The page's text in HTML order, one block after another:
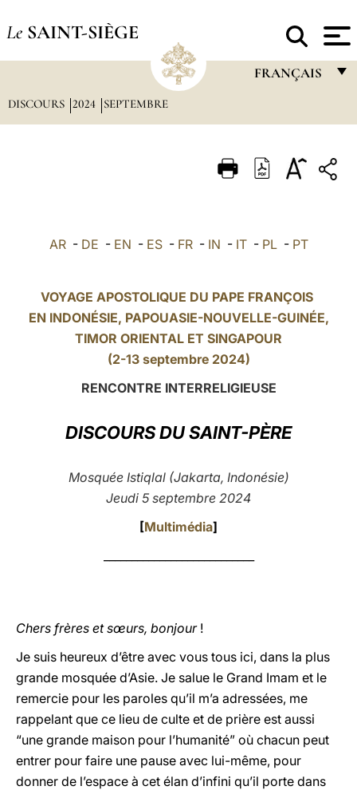
Le SAINT-SIÈGE
FRANÇAIS
ITALIANO
POLSKI
العربيّة
LATINE
DISCOURS 2024 SEPTEMBRE
AR- DE - EN - ES- FR- IN - IT- PL- PT
VOYAGE APOSTOLIQUE DU PAPE FRANÇOIS
EN INDONÉSIE, PAPOUASIE-NOUVELLE-GUINÉE,
TIMOR ORIENTAL ET SINGAPOUR
(2-13 septembre 2024)
RENCONTRE INTERRELIGIEUSE
DISCOURS DU SAINT-PÈRE
Mosquée Istiqlal (Jakarta, Indonésie)
Jeudi 5 septembre 2024
[Multimédia]
Chers frères et sœurs, bonjour !
Je suis heureux d’être avec vous tous ici, dans la plus
grande mosquée d’Asie. Je salue le Grand Imam et le
remercie pour les paroles qu’il m’a adressées, me
rappelant que ce lieu de culte et de prière est aussi
“une grande maison pour l’humanité” où chacun peut
entrer pour faire une pause avec lui-même, pour
donner de l’espace à cet élan d’infini qu’il porte dans